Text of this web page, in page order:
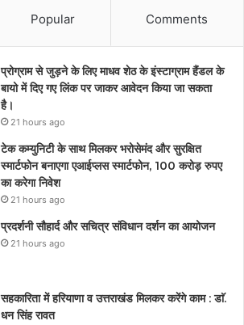
Popular Comments
प्रोग्राम से जुड़ने के लिए माधव शेठ के इंस्टाग्राम हैंडल के
बायो में दिए गए लिंक पर जाकर आवेदन किया जा सकता
है।
21 hours ago
टेक कम्युनिटी के साथ मिलकर भरोसेमंद और सुरक्षित
स्मार्टफोन बनाएगा एआईप्लस स्मार्टफोन, 100 करोड़ रुपए
का करेगा निवेश
21 hours ago
प्रदर्शनी सौहार्द और सचित्र संविधान दर्शन का आयोजन
21 hours ago
सहकारिता में हरियाणा व उत्तराखंड मिलकर करेंगे काम : डाॅ.
धन सिंह रावत